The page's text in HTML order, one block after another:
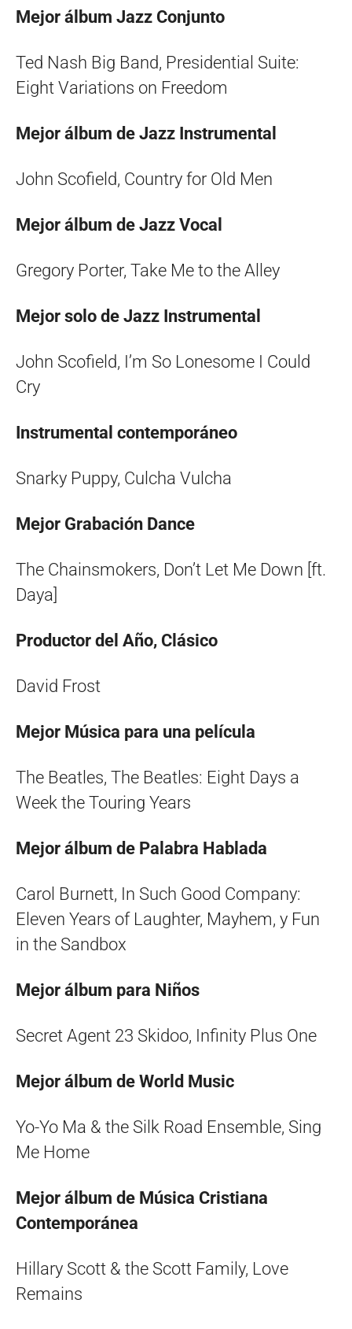
Mejor álbum Jazz Conjunto
Ted Nash Big Band, Presidential Suite:
Eight Variations on Freedom
Mejor álbum de Jazz Instrumental
John Scofield, Country for Old Men
Mejor álbum de Jazz Vocal
Gregory Porter, Take Me to the Alley
Mejor solo de Jazz Instrumental
John Scofield, I’m So Lonesome I Could
Cry
Instrumental contemporáneo
Snarky Puppy, Culcha Vulcha
Mejor Grabación Dance
The Chainsmokers, Don’t Let Me Down [ft.
Daya]
Productor del Año, Clásico
David Frost
Mejor Música para una película
The Beatles, The Beatles: Eight Days a
Week the Touring Years
Mejor álbum de Palabra Hablada
Carol Burnett, In Such Good Company:
Eleven Years of Laughter, Mayhem, y Fun
in the Sandbox
Mejor álbum para Niños
Secret Agent 23 Skidoo, Infinity Plus One
Mejor álbum de World Music
Yo-Yo Ma & the Silk Road Ensemble, Sing
Me Home
Mejor álbum de Música Cristiana
Contemporánea
Hillary Scott & the Scott Family, Love
Remains